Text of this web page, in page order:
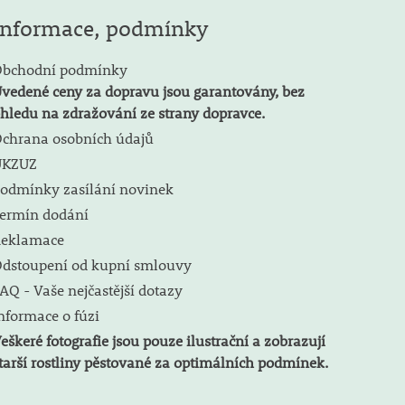
podmínky
podmínky
ceny za dopravu jsou garantovány, bez
na zdražování ze strany dopravce.
osobních údajů
zasílání novinek
dodání
od kupní smlouvy
- Vaše nejčastější dotazy
o fúzi
fotografie jsou pouze ilustrační a zobrazují
rostliny pěstované za optimálních podmínek.